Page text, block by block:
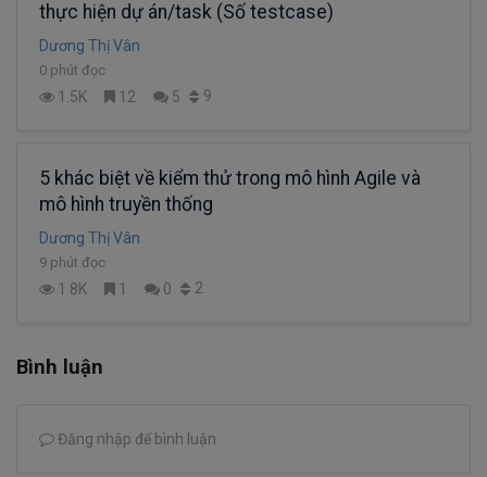
thực hiện dự án/task (Số testcase)
Dương Thị Vân
0 phút đọc
1.5K 12 5 9
5 khác biệt về kiểm thử trong mô hình Agile và
mô hình truyền thống
Dương Thị Vân
9 phút đọc
1.8K 1 0 2
Bình luận
Đăng nhập để bình luận